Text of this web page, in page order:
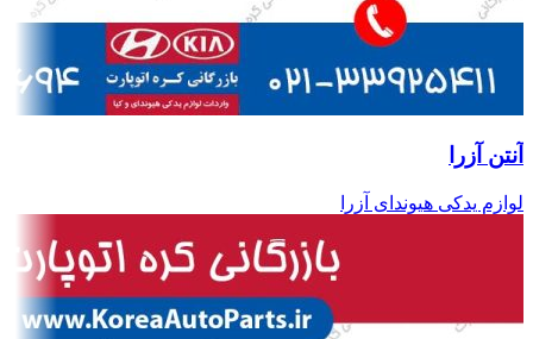
آنتن آزرا
لوازم یدکی هیوندای آزرا